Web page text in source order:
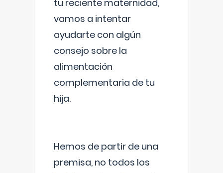
tu reciente maternidad,
vamos a intentar
ayudarte con algún
consejo sobre la
alimentación
complementaria de tu
hija.
Hemos de partir de una
premisa, no todos los